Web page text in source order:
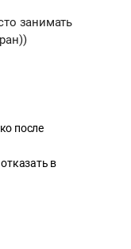
занимать
после
в